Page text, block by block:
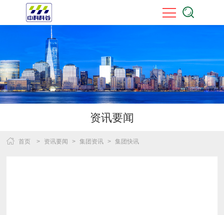
资讯要闻
首页 > 资讯要闻 > 集团资讯 > 集团快讯